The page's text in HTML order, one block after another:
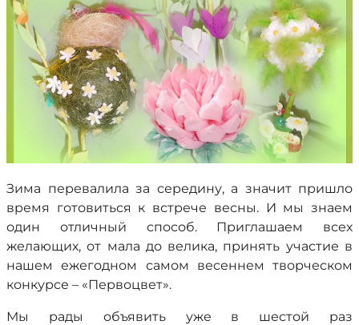
Зима перевалила за середину, а значит пришло
время готовиться к встрече весны. И мы знаем
один отличный способ. Приглашаем всех
желающих, от мала до велика, принять участие в
нашем ежегодном самом весеннем творческом
конкурсе – «Первоцвет».
Мы рады объявить уже в шестой раз